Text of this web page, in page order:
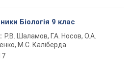
Біологія 9 клас
Р.В. Шаламов, Г.А. Носов, О.А.
М.С. Каліберда